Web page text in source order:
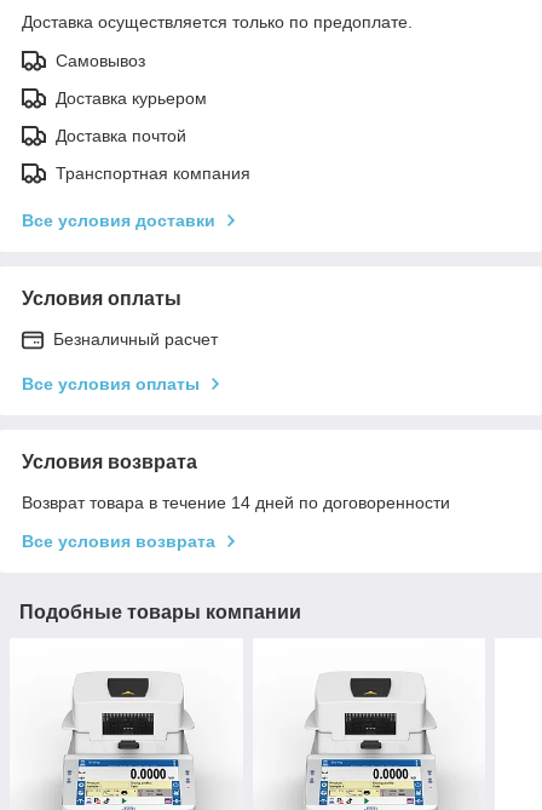
Доставка осуществляется только по предоплате.
Самовывоз
Доставка курьером
Доставка почтой
Транспортная компания
Все условия доставки
Условия оплаты
Безналичный расчет
Все условия оплаты
Условия возврата
Возврат товара в течение 14 дней по договоренности
Все условия возврата
Подобные товары компании